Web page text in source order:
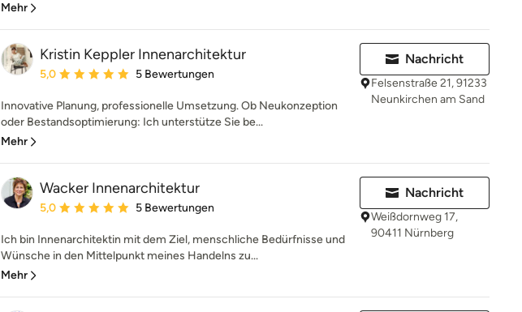
Mehr
Kristin Keppler Innenarchitektur
Durchschnittliche Bewertung: 5 von 5 Sternen
5,0 5 Bewertungen
Innovative Planung, professionelle Umsetzung. Ob Neukonzeption
oder Bestandsoptimierung: Ich unterstütze Sie be...
Mehr
Nachricht
Felsenstraße 21, 91233
Neunkirchen am Sand
Wacker Innenarchitektur
Durchschnittliche Bewertung: 5 von 5 Sternen
5,0 5 Bewertungen
Ich bin Innenarchitektin mit dem Ziel, menschliche Bedürfnisse und
Wünsche in den Mittelpunkt meines Handelns zu...
Mehr
Nachricht
Weißdornweg 17,
90411 Nürnberg